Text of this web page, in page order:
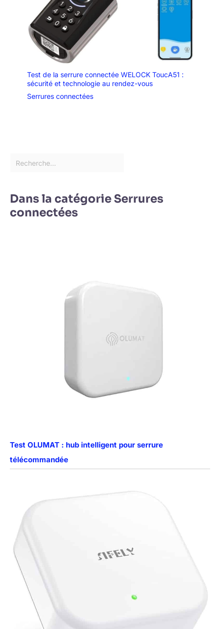
Test de la serrure connectée WELOCK ToucA51 :
sécurité et technologie au rendez-vous
Serrures connectées
Dans la catégorie Serrures
connectées
Test OLUMAT : hub intelligent pour serrure
télécommandée